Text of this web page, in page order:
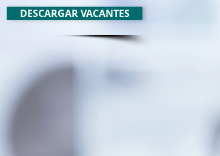
DESCARGAR VACANTES